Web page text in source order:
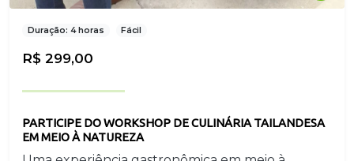
Duração: 4 horas Fácil
R$ 299,00
PARTICIPE DO WORKSHOP DE CULINÁRIA TAILANDESA
EM MEIO À NATUREZA